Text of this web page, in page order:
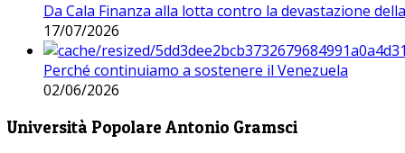
Da Cala Finanza alla lotta contro la devastazione
17/07/2026
Perché continuiamo a sostenere il Venezuela
02/06/2026
Università Popolare Antonio Gramsci